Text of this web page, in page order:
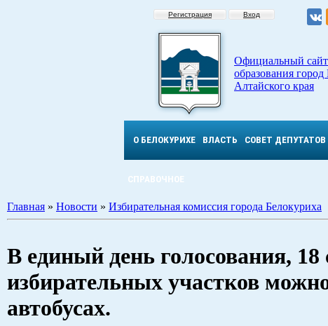
Регистрация Вход
Официальный
образования город
Алтайского края
О БЕЛОКУРИХЕ ВЛАСТЬ СОВЕТ ДЕПУТАТОВ
СПРАВОЧНОЕ
Главная » Новости » Избирательная комиссия города Белокуриха
В единый день голосования, 18
избирательных участков
автобусах.